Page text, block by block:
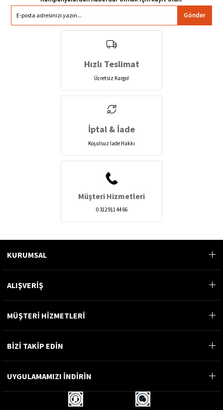
Gönder
Hızlı Teslimat
Ücretsiz Kargo!
İptal & İade
Koşulsuz İade Hakkı
Müşteri Hizmetleri
0 312 911 44 66
KURUMSAL
ALIŞVERİŞ
MÜŞTERİ HİZMETLERİ
BİZİ TAKİP EDİN
UYGULAMAMIZI İNDİRİN